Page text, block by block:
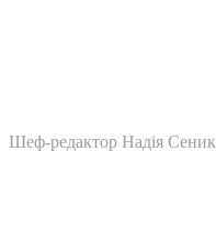
Шеф-редактор Надія Сеник